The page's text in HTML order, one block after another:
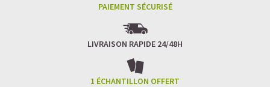
PAIEMENT SÉCURISÉ
LIVRAISON RAPIDE 24/48H
1 ÉCHANTILLON OFFERT